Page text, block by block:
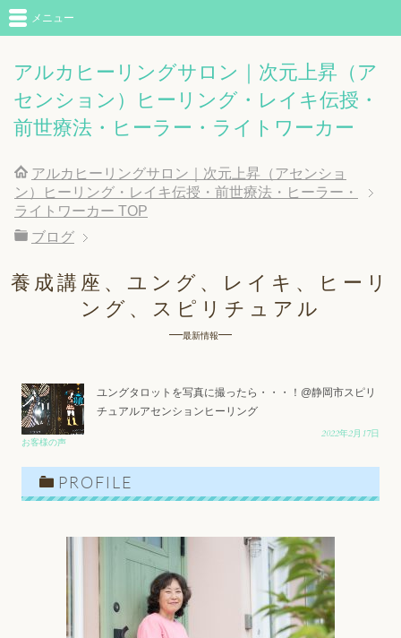
アルカヒーリングサロン｜次元上昇（ア
センション）ヒーリング・レイキ伝授・
前世療法・ヒーラー・ライトワーカー
メニュー
アルカヒーリングサロン｜次元上昇（アセンショ
ン）ヒーリング・レイキ伝授・前世療法・ヒーラー・
ライトワーカー TOP
ブログ
養成講座、ユング、レイキ、ヒーリ
ング、スピリチュアル
最新情報
お客様の声
ユングタロットを写真に撮ったら・・・！@静岡市スピリ
チュアルアセンションヒーリング
2022年2月17日
PROFILE